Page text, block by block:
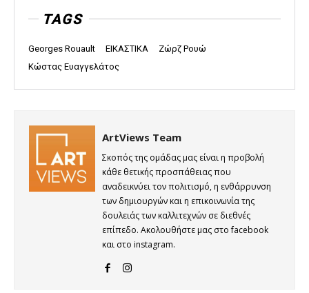
TAGS
Georges Rouault ΕΙΚΑΣΤΙΚΑ
Ζώρζ Ρουώ
Κώστας Ευαγγελάτος
ArtViews Team
Σκοπός της ομάδας μας είναι η προβολή
κάθε θετικής προσπάθειας που
αναδεικνύει τον πολιτισμό, η ενθάρρυνση
των δημιουργών και η επικοινωνία της
δουλειάς των καλλιτεχνών σε διεθνές
επίπεδο. Ακολουθήστε μας στο facebook
και στο instagram.